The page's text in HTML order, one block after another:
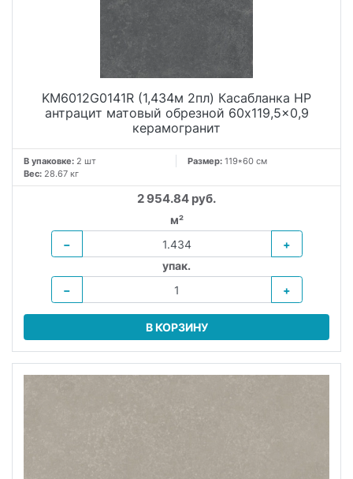
KM6012G0141R (1,434м 2пл) Касабланка HP
антрацит матовый обрезной 60x119,5x0,9
керамогранит
В упаковке: 2 шт Размер: 119*60 см
Вес: 28.67 кг
2 954.84 руб.
м²
−
+
упак.
−
+
В КОРЗИНУ